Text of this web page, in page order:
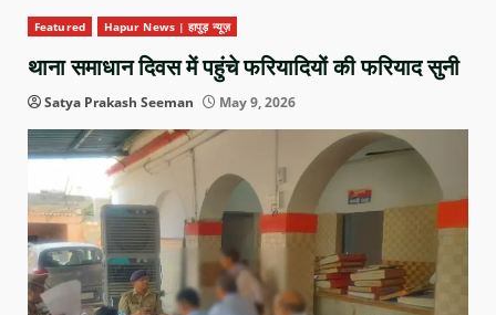
Featured Hapur News | हापुड़ न्यूज़
थाना समाधान दिवस में पहुंचे फरियादियों की फरियाद सुनी
Satya Prakash Seeman May 9, 2026